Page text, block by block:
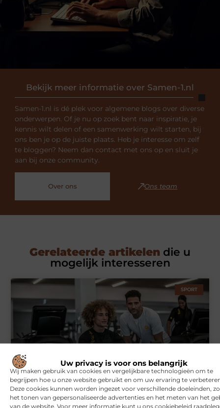
Uw privacy is voor ons belangrijk
Wij maken gebruik van cookies en vergelijkbare technologieën om te
begrijpen hoe u onze website gebruikt en om uw ervaring te
Deze cookies kunnen worden ingezet voor verschillende doeleinden,
het tonen van gepersonaliseerde advertenties en het meten van het
van de website. Voor meer informatie kunt u ons cookiebeleid
Bekijk meer informatie over Samen-1.nl
Samen-1.nl is dé plek voor algemene blogs over diverse
onderwerpen. Of je nu op zoek bent naar inspiratie, je
kennis wilt delen of een samenwerking wilt starten, bij
ons ben je op de juiste plaats. Heb je interesse om zelf
te bloggen? Neem dan contact met ons op en sluit je
aan bij onze community.
Over ons Ons team
Gerelateerde artikelen die u
mogelijk interesseren
SPORT
Symbiont360: Innovatieve EMS-training in Utrecht voor een
effectieve workout